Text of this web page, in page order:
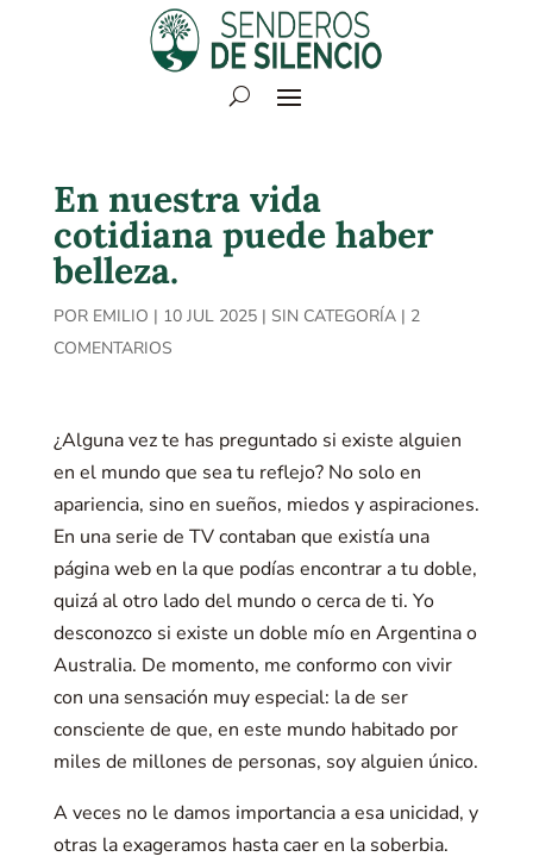
En nuestra vida
cotidiana puede haber
belleza.
POR EMILIO | 10 JUL 2025| SIN CATEGORÍA| 2
COMENTARIOS
¿Alguna vez te has preguntado si existe alguien
en el mundo que sea tu reflejo? No solo en
apariencia, sino en sueños, miedos y aspiraciones.
En una serie de TV contaban que existía una
página web en la que podías encontrar a tu doble,
quizá al otro lado del mundo o cerca de ti. Yo
desconozco si existe un doble mío en Argentina o
Australia. De momento, me conformo con vivir
con una sensación muy especial: la de ser
consciente de que, en este mundo habitado por
miles de millones de personas, soy alguien único.
A veces no le damos importancia a esa unicidad, y
otras la exageramos hasta caer en la soberbia.